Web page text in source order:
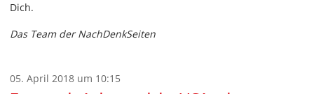
Dich.
Das Team der NachDenkSeiten
05. April 2018 um 10:15